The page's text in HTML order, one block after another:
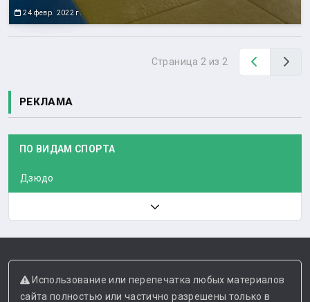
24 февр. 2022 г.
Страница 2 из 2 Назад
РЕКЛАМА
ПО ВИДАМ СПОРТА
Дзюдо
Использование или перепечатка любых материалов
сайта полностью или частично разрешены только в